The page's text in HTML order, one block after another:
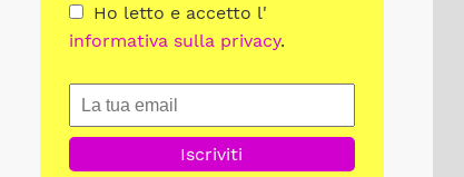
Ho letto e accetto l'
informativa sulla privacy.